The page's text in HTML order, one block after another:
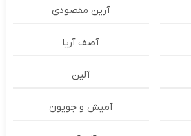
آرین مقصودی
آصف آریا
آلین
آمیش و جویون